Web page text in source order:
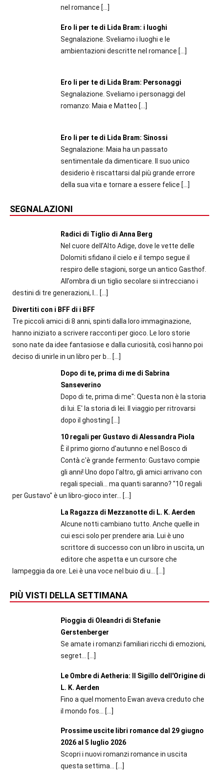
nel romance […]
Ero li per te di Lida Bram: i luoghi
Segnalazione. Sveliamo i luoghi e le
ambientazioni descritte nel romance […]
Ero li per te di Lida Bram: Personaggi
Segnalazione. Sveliamo i personaggi del
romanzo: Maia e Matteo […]
Ero li per te di Lida Bram: Sinossi
Segnalazione: Maia ha un passato
sentimentale da dimenticare. Il suo unico
desiderio è riscattarsi dal più grande errore
della sua vita e tornare a essere felice […]
SEGNALAZIONI
Radici di Tiglio di Anna Berg
Nel cuore dell’Alto Adige, dove le vette delle
Dolomiti sfidano il cielo e il tempo segue il
respiro delle stagioni, sorge un antico Gasthof.
All’ombra di un tiglio secolare si intrecciano i
destini di tre generazioni, l...
[…]
Divertiti con i BFF di i BFF
Tre piccoli amici di 8 anni, spinti dalla loro immaginazione,
hanno iniziato a scrivere racconti per gioco. Le loro storie
sono nate da idee fantasiose e dalla curiosità, così hanno poi
deciso di unirle in un libro per b...
[…]
Dopo di te, prima di me di Sabrina
Sanseverino
Dopo di te, prima di me": Questa non è la storia
di lui. E' la storia di lei. Il viaggio per ritrovarsi
dopo il ghosting […]
10 regali per Gustavo di Alessandra Piola
È il primo giorno d'autunno e nel Bosco di
Contà c'è grande fermento: Gustavo compie
gli anni! Uno dopo l'altro, gli amici arrivano con
regali speciali... ma quanti saranno? "10 regali
per Gustavo" è un libro-gioco inter...
[…]
La Ragazza di Mezzanotte di L. K. Aerden
Alcune notti cambiano tutto. Anche quelle in
cui esci solo per prendere aria. Lui è uno
scrittore di successo con un libro in uscita, un
editore che aspetta e un cursore che
lampeggia da ore. Lei è una voce nel buio di u...
[…]
PIÙ VISTI DELLA SETTIMANA
Pioggia di Oleandri di Stefanie
Gerstenberger
Se amate i romanzi familiari ricchi di emozioni,
segret...
[…]
Le Ombre di Aetheria: Il Sigillo dell'Origine di
L. K. Aerden
Fino a quel momento Ewan aveva creduto che
il mondo fos...
[…]
Prossime uscite libri romance dal 29 giugno
2026 al 5 luglio 2026
Scopri i nuovi romanzi romance in uscita
questa settima... […]